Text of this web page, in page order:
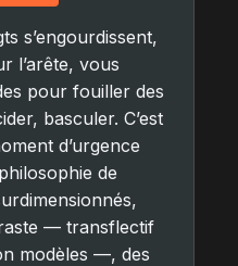
s’engourdissent,
l’arête, vous
pour fouiller des
basculer. C’est
d’urgence
de
— transflectif
modèles —, des